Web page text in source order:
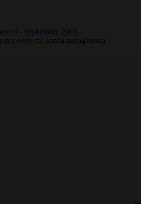
8 - Septiembre 2008
por etiqueta: sonda nasogástrica